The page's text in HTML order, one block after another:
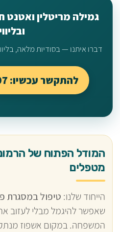
גמילה מריטלין ואטנט
דברו איתנו — בסודיות מלאה,
להתקשר עכשיו: 050-479-0097
המודל הפתוח של
מטפלים
הייחוד שלנו: טיפול במסגרת
שאפשר להיגמל מבלי לעזוב
המשפחה. במקום אשפוז